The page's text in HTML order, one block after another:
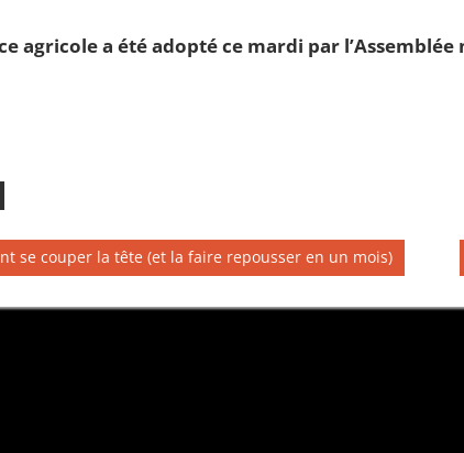
agricole a été adopté ce mardi par
se couper la tête (et la faire repousser en un mois)